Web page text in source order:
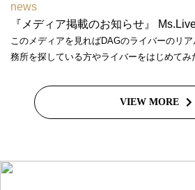
news
『メディア掲載のお知らせ』
このメディアを見ればDAGのライバーのリ
務所を探している方やライバーをはじめてみ
VIEW MORE